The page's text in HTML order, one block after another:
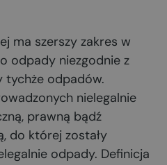
ma szerszy zakres w
odpady niezgodnie z
tychże odpadów.
nielegalnie
prawną bądź
do której zostały
odpady. Definicja